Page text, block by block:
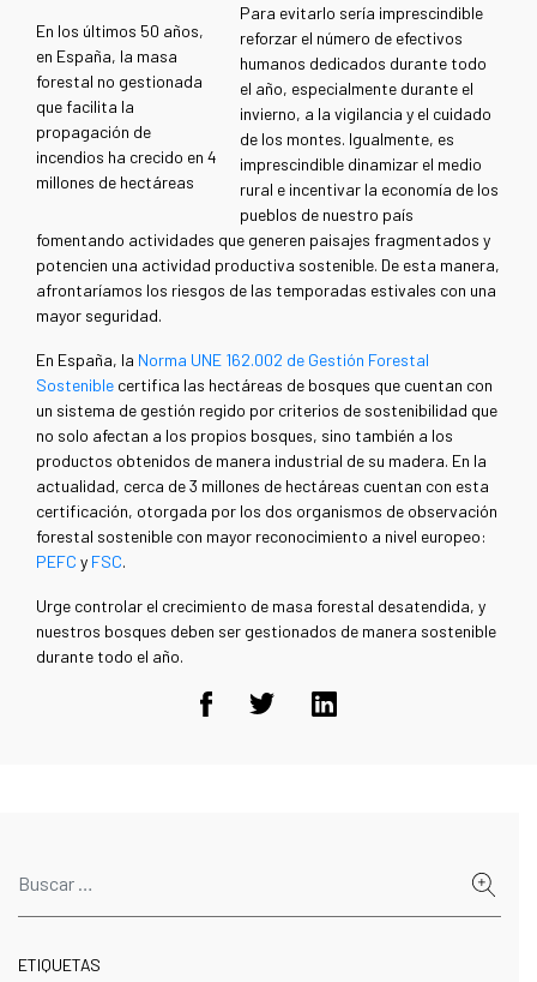
En los últimos 50 años,
en España, la masa
forestal no gestionada
que facilita la
propagación de
incendios ha crecido en 4
millones de hectáreas
Para evitarlo sería imprescindible
reforzar el número de efectivos
humanos dedicados durante todo
el año, especialmente durante el
invierno, a la vigilancia y el cuidado
de los montes. Igualmente, es
imprescindible dinamizar el medio
rural e incentivar la economía de los
pueblos de nuestro país
fomentando actividades que generen paisajes fragmentados y
potencien una actividad productiva sostenible. De esta manera,
afrontaríamos los riesgos de las temporadas estivales con una
mayor seguridad.
En España, la Norma UNE 162.002 de Gestión Forestal
Sostenible certifica las hectáreas de bosques que cuentan con
un sistema de gestión regido por criterios de sostenibilidad que
no solo afectan a los propios bosques, sino también a los
productos obtenidos de manera industrial de su madera. En la
actualidad, cerca de 3 millones de hectáreas cuentan con esta
certificación, otorgada por los dos organismos de observación
forestal sostenible con mayor reconocimiento a nivel europeo:
PEFC y FSC.
Urge controlar el crecimiento de masa forestal desatendida, y
nuestros bosques deben ser gestionados de manera sostenible
durante todo el año.
ETIQUETAS